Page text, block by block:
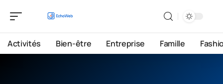
Activités Bien-être Entreprise Famille